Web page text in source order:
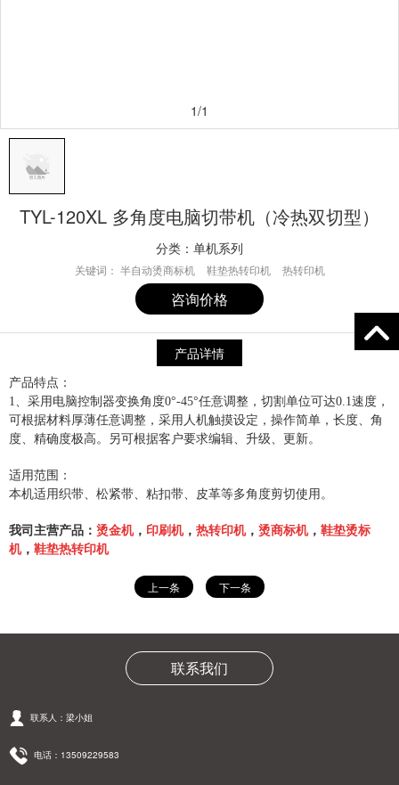
1/1
TYL-120XL 多角度电脑切带机（冷热双切型）
分类： 单机系列
关键词： 半自动烫商标机 鞋垫热转印机 热转印机
咨询价格
产品详情
产品特点：
1、采用电脑控制器变换角度0°-45°任意调整，切割单位可达0.1速度，
可根据材料厚薄任意调整，采用人机触摸设定，操作简单，长度、角
度、精确度极高。另可根据客户要求编辑、升级、更新。
适用范围：
本机适用织带、松紧带、粘扣带、皮革等多角度剪切使用。
我司主营产品： 烫金机， 印刷机， 热转印机， 烫商标机， 鞋垫烫标
机， 鞋垫热转印机
上一条 下一条
联系我们
联系人：梁小姐
电话：13509229583